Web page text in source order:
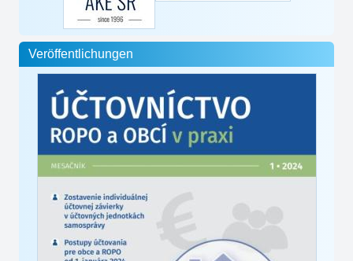
Veröffentlichungen